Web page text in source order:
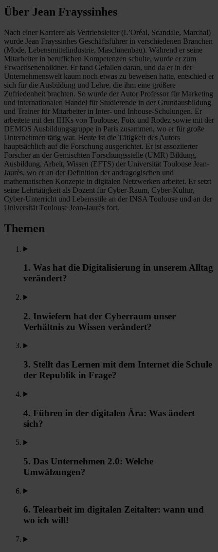
Über Jean Frayssinhes
Nach einer Karriere als Vertriebsleiter (L’Oréal, Scandale, Marchal)
wurde Jean Frayssinhes Geschäftsführer in verschiedenen Branchen
(Mode, Lebensmittelindustrie, Maschinenbau). Während er seine
Mitarbeiter in beruflichen Kompetenzen schulte, wurde er zum
Erwachsenenbildner. Er fand Gefallen daran, und da er in der
Unternehmenswelt kaum noch etwas zu beweisen hatte, entschied er
sich für die Ausbildung und Lehre, die ihm eine größere
Zufriedenheit brachten. So wurde der Autor Professor für Marketing
und internationalen Handel für Studierende in der Grundausbildung
und Trainer für Mitarbeiter in Inter- und Inhouse-Schulungen. Er
arbeitete mit den IHKs von Toulouse, Foix und Rodez sowie mit der
DEMOS Ausbildungsgruppe in Paris zusammen, wo er für große
Unternehmen tätig war. Heute ist die Tätigkeit des Autors
hauptsächlich auf die Forschung ausgerichtet. Er ist assoziierter
Forscher an der Gemischten Forschungsstelle (UMR) Bildung,
Ausbildung, Arbeit, Wissen (EFTS) der Universität Toulouse Jean-
Jaurès, wo er an der Definition der andragogischen und
mathematischen Konzepte in digitalen Netzwerken arbeitet. Er setzt
seine Lehrtätigkeit als Dozent für Cyber-Raum, Cyber-Kultur,
Cyber-Unterricht und Lebensstile an der INSA Toulouse und an der
Universität Toulouse Jean-Jaurès fort.
Themen
1. Was hat die Digitalisierung in unserem Alltag
verändert?
2. Inwiefern hat der Cyberraum unser
Verhältnis zu Wissen verändert?
3. Stellt das Lernen mit dem Internet die Schule
der Republik in Frage?
4. Führen in der digitalen Ära: Was ändert
sich?
5. Das Unternehmen 2.0: Welche
Umwälzungen?
6. Telearbeit im digitalen Zeitalter: wann und
wo ich will!